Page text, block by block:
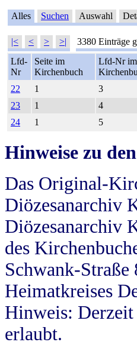
Alles Suchen Auswahl
|< < > >| 3380 Einträge
Lfd-
Nr
Seite im
Kirchenbuch
Lfd-Nr im
22
1 3
23
1 4
24
1 5
Hinweise zu
Das Original-
Diözesanarchiv
Diözesanarchiv
des
Schwank-
Heimatkreises
Hinweis: Derzeit
erlaubt.